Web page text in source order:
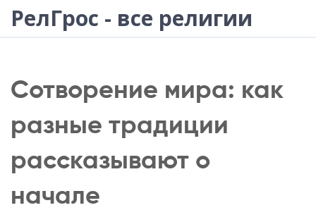
РелГрос - все религии
Сотворение мира: как
разные традиции
рассказывают о
начале